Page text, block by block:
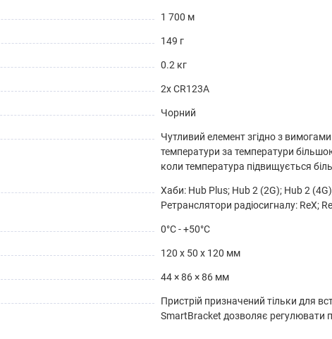
1 700 м
149 г
0.2 кг
2х CR123A
Чорний
Чутливий елемент згідно з
температури за температури
коли температура підвищується
Хаби: Hub Plus; Hub 2 (2G); Hub 2
Ретранслятори радіосигналу: ReX;
0°С - +50°С
120 x 50 x 120 мм
44 × 86 × 86 мм
Пристрій призначений тільки для
SmartBracket дозволяє регулювати